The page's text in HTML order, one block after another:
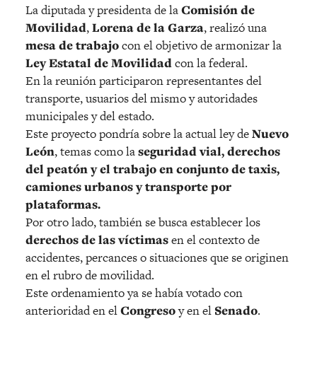
La diputada y presidenta de laComisión de
Movilidad,Lorena de la Garza, realizó una
mesa de trabajocon el objetivo de armonizar la
Ley Estatal de Movilidadcon la federal.
En la reunión participaron representantes del
transporte, usuarios del mismo y autoridades
municipales y del estado.
Este proyecto pondría sobre la actual ley deNuevo
León, temas como laseguridad vial, derechos
del peatón y el trabajo en conjunto de taxis,
camiones urbanos y transporte por
plataformas.
Por otro lado, también se busca establecer los
derechos de las víctimasen el contexto de
accidentes, percances o situaciones que se originen
en el rubro de movilidad.
Este ordenamiento ya se había votado con
anterioridad en elCongresoy en el Senado.